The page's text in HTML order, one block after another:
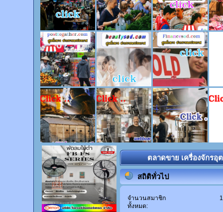
ตลาดขาย เครื่องจักรอุ
สถิติทั่วไป
จำนวนสมาชิก
ทั้งหมด: